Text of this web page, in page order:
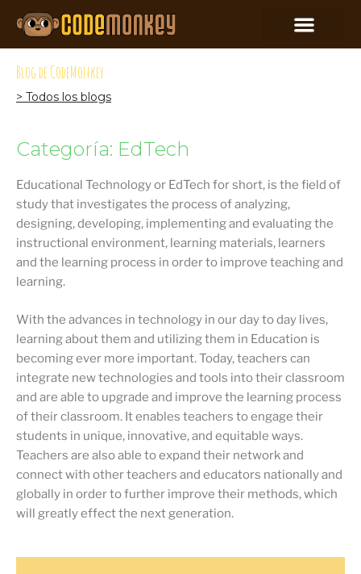
Blog de CodeMonkey
> Todos los blogs
Categoría: EdTech
Educational Technology or EdTech for short, is the field of
study that investigates the process of analyzing,
designing, developing, implementing and evaluating the
instructional environment, learning materials, learners
and the learning process in order to improve teaching and
learning.
With the advances in technology in our day to day lives,
learning about them and utilizing them in Education is
becoming ever more important. Today, teachers can
integrate new technologies and tools into their classroom
and are able to upgrade and improve the learning process
of their classroom. It enables teachers to engage their
students in unique, innovative, and equitable ways.
Teachers are also able to expand their network and
connect with other teachers and educators nationally and
globally in order to further improve their methods, which
will greatly effect the next generation.